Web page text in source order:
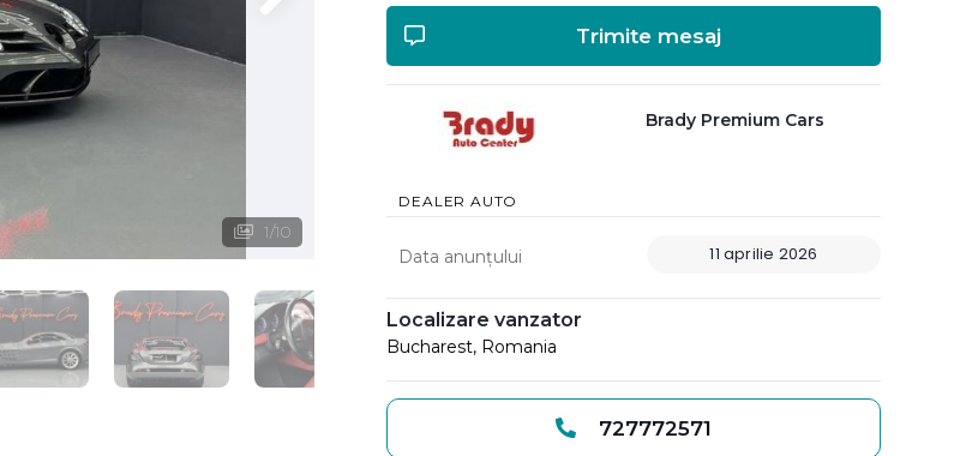
1/10
Trimite mesaj
DEALER AUTO
Brady Premium Cars
Data anunțului 11 aprilie 2026
Localizare vanzator
Bucharest, Romania
727772571